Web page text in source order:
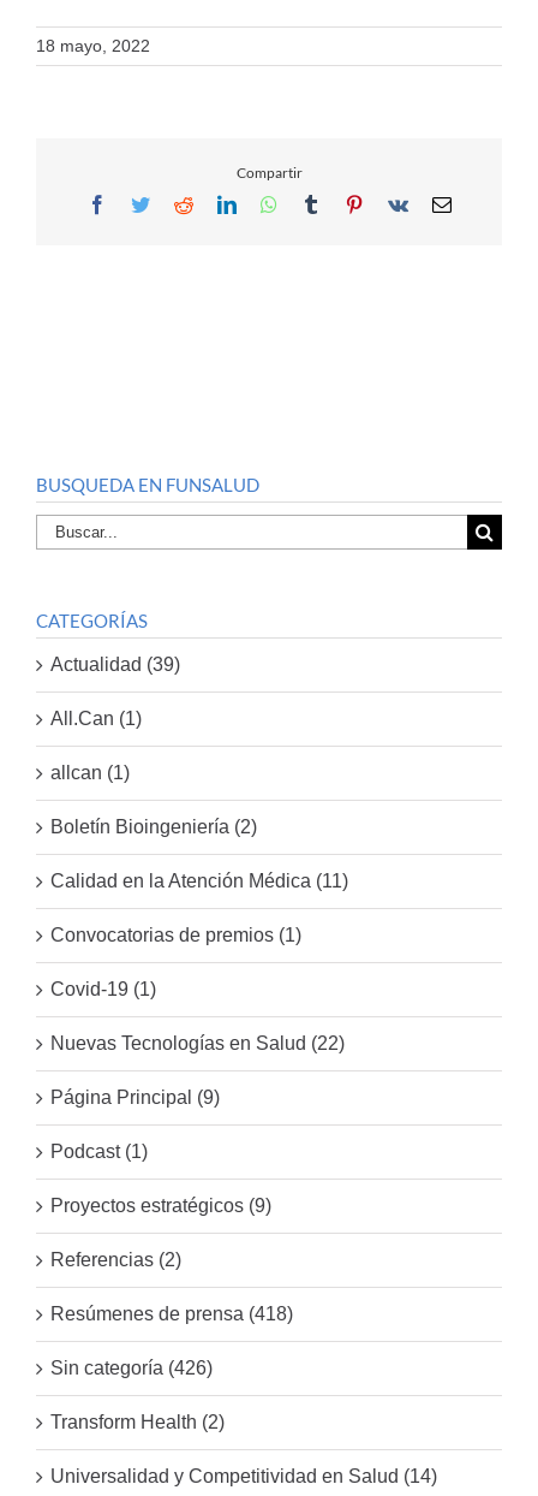
18 mayo, 2022
Compartir
Facebook
TwitterRedditLinkedInWhatsApp
TumblrPinterest
Vk Email
BUSQUEDA EN FUNSALUD
Buscar
por:
CATEGORÍAS
Actualidad (39)
All.Can (1)
allcan (1)
Boletín Bioingeniería (2)
Calidad en la Atención Médica (11)
Convocatorias de premios (1)
Covid-19 (1)
Nuevas Tecnologías en Salud (22)
Página Principal (9)
Podcast (1)
Proyectos estratégicos (9)
Referencias (2)
Resúmenes de prensa (418)
Sin categoría (426)
Transform Health (2)
Universalidad y Competitividad en Salud (14)